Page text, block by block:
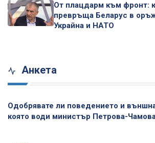
От плацдарм към фронт:
превръща Беларус в
Украйна и НАТО
Анкета
Одобрявате ли поведението и
която води министър Петрова-